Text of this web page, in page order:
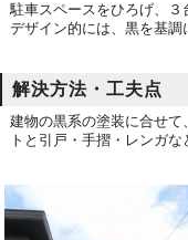
駐車スペースをひろげ、３
デザイン的には、黒を基調
解決方法・工夫点
建物の黒系の塗装に合せ
トと引戸・手摺・レンガ